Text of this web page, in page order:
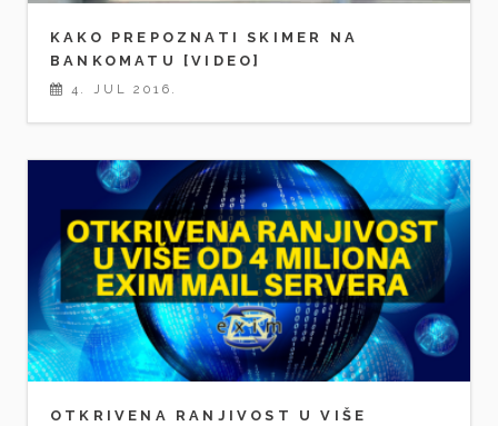
KAKO PREPOZNATI SKIMER NA
BANKOMATU [VIDEO]
4. JUL 2016.
OTKRIVENA RANJIVOST U VIŠE